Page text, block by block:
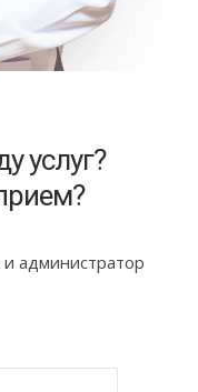
услуг?
администратор